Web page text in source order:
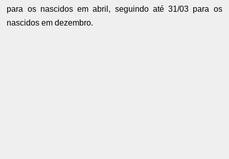
para os nascidos em abril, seguindo até 31/03 para os
nascidos em dezembro.